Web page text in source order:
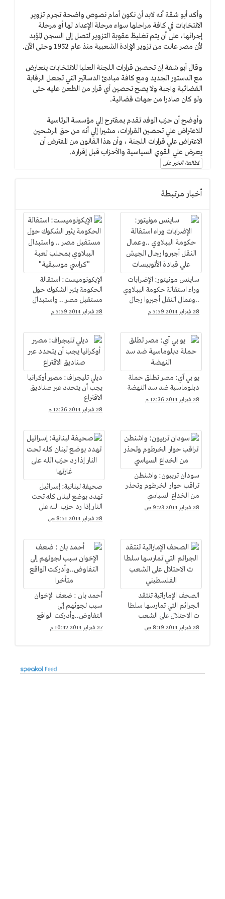
وأكد أبو شقة أنه لابد أن نكون أمام نصوص واضحة تجرم تزوير
الانتخابات في كافة مراحلها سواء مرحلة الإعداد لها أو مرحلة
إجرائها، على أن يتم تغليظ عقوبة التزوير لتصل إلى السجن المؤبد
لأن مصر عانت من تزوير الإرادة الشعبية منذ عام 1952 وحتى الآن.
وقال أبو شقة إن تحصين قرارات اللجنة العليا للانتخابات يتعارض
مع الدستور الجديد ومع كافة مبادئ الدساتير التي تجعل الرقابة
القضائية واجبة ولا يصح تحصين أي قرار من الطعن عليه حتى
ولو كان صادرا من جهات قضائية.
وأوضح أن حزب الوفد تقدم بمقترح إلي مؤسسة الرئاسية
للاعتراض علي تحصين القرارات، مشيرا إلي أنه من حق المرشحين
الاعتراض علي قرارات اللجنة ، وأن هذا القانون من المفترض أن
يعرض علي القوي السياسية والأحزاب قبل إقراره.
لمطالعة الخبر على
أخبار مرتبطة
ساينس مونيتور: الإضرابات
وراء استقالة حكومة الببلاوي
..وعمال النقل أجبروا رجال
الجيش علي قيادة
28 فبراير 2014 5:59 م
الإيكونوميست: استقالة
الحكومة يثير الشكوك حول
مستقبل مصر .. واستبدال
الببلاوي بمحلب لعبة
28 فبراير 2014 5:59 م
يو بي آي: مصر تطلق حملة
دبلوماسية ضد سد النهضة
28 فبراير 2014 12:36 م
ديلي تليجراف: مصير أوكرانيا
يجب أن يتحدد عبر صناديق
الاقتراع
28 فبراير 2014 12:36 م
سودان تربيون: واشنطن
تراقب حوار الخرطوم وتحذر
من الخداع السياسي
28 فبراير 2014 9:23 ص
صحيفة لبنانية: إسرائيل
تهدد بوضع لبنان كله تحت
النار إذا رد حزب الله على
غارتها
28 فبراير 2014 8:51 ص
الصحف الإماراتية تنتقد
الجرائم التي تمارسها سلطا
ت الاحتلال على الشعب
الفلسطيني
28 فبراير 2014 8:19 ص
أحمد بان : ضعف الإخوان
سبب لجوئهم إلى
التفاوض..وأدركت الواقع
متأخرا
27 فبراير 2014 10:42 م